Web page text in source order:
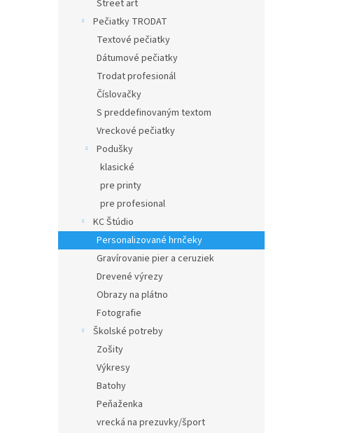
Street art
Pečiatky TRODAT
Textové pečiatky
Dátumové pečiatky
Trodat profesionál
Číslovačky
S preddefinovaným textom
Vreckové pečiatky
Podušky
klasické
pre printy
pre profesional
KC Štúdio
Personalizované hrnčeky
Gravírovanie pier a ceruziek
Drevené výrezy
Obrazy na plátno
Fotografie
Školské potreby
Zošity
Výkresy
Batohy
Peňaženka
vrecká na prezuvky/šport